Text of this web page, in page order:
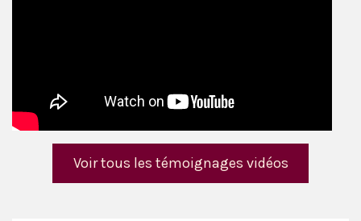
Voir tous les témoignages vidéos